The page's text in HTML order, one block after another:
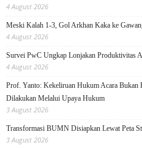
4 August 2026
Meski Kalah 1-3, Gol Arkhan Kaka ke
4 August 2026
Survei PwC Ungkap Lonjakan Produktivitas
4 August 2026
Prof. Yanto: Kekeliruan Hukum Acara Bukan
Dilakukan Melalui Upaya Hukum
3 August 2026
Transformasi BUMN Disiapkan Lewat Peta
3 August 2026